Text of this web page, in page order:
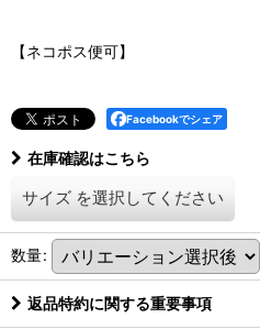
【ネコポス便可】
Facebookでシェア
在庫確認はこちら
サイズ を選択してください
数量:
返品特約に関する重要事項